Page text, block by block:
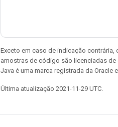
Exceto em caso de indicação
amostras de código são licenciadas de
Java é uma marca registrada da Oracle
Última atualização 2021-11-29 UTC.